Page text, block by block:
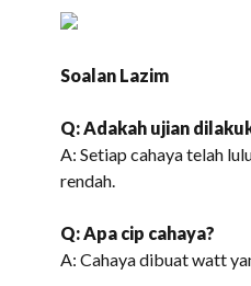
Soalan Lazim
Q: Adakah ujian
A: Setiap cahaya telah
rendah.
Q: Apa cip cahaya?
A: Cahaya dibuat watt